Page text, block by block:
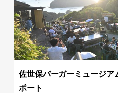
佐世保バーガーミュージア
ポート